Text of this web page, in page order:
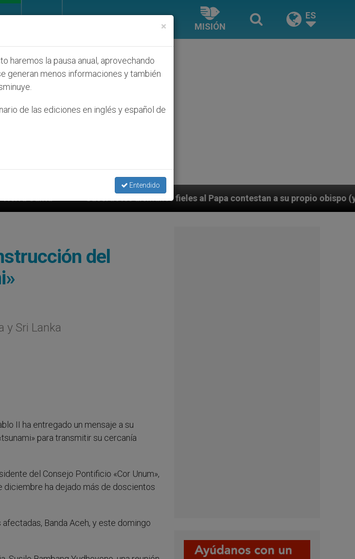
MISIÓN
ES
Sacerdotes alemanes fieles al Papa contestan a su propio obispo (y cardenal) quien
del
y Sri Lanka
II ha entregado un mensaje a su
para transmitir su cercanía
del Consejo Pontificio «Cor Unum»,
diciembre ha dejado más de doscientos
Banda Aceh, y este domingo
×
haremos la pausa anual, aprovechando
generan menos informaciones y también
de las ediciones en inglés y español de
Entendido